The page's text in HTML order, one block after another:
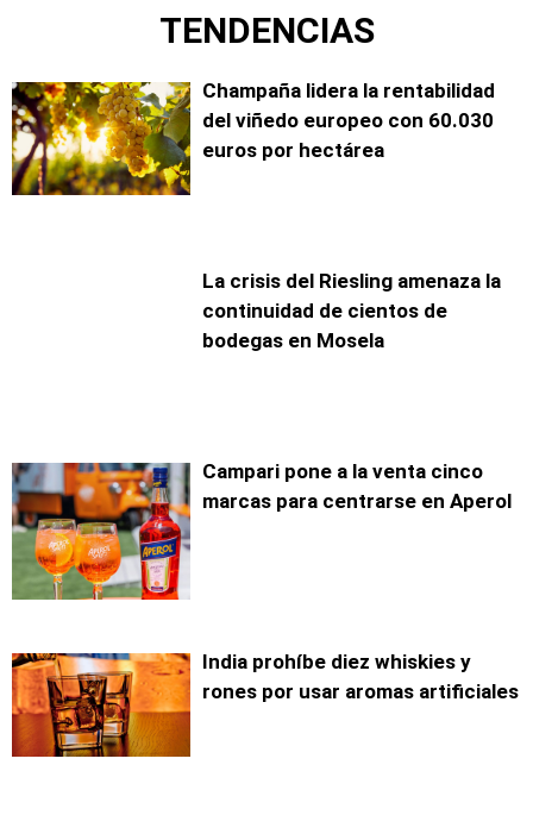
TENDENCIAS
Champaña lidera la rentabilidad
del viñedo europeo con 60.030
euros por hectárea
La crisis del Riesling amenaza la
continuidad de cientos de
bodegas en Mosela
Campari pone a la venta cinco
marcas para centrarse en Aperol
India prohíbe diez whiskies y
rones por usar aromas artificiales